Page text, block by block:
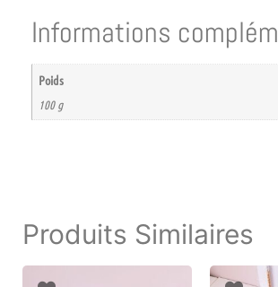
Informations
Poids
100 g
Produits Similaires